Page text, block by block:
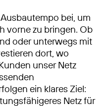
bei, um
vorne zu bringen. Ob
oder unterwegs mit
dort, wo
unser Netz
ein klares Ziel:
Netz für